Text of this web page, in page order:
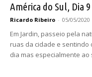
América do Sul, Dia
Ricardo Ribeiro - 05/05/2020
Em Jardin, passeio pela
ruas da cidade e
dia mas especialmente ao